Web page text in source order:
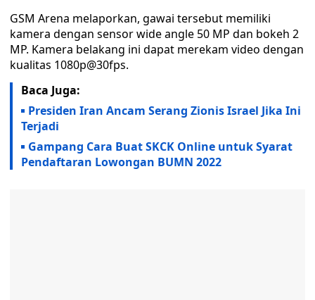
GSM Arena melaporkan, gawai tersebut memiliki
kamera dengan sensor wide angle 50 MP dan bokeh 2
MP. Kamera belakang ini dapat merekam video dengan
kualitas 1080p@30fps.
Baca Juga:
Presiden Iran Ancam Serang Zionis Israel Jika Ini
Terjadi
Gampang Cara Buat SKCK Online untuk Syarat
Pendaftaran Lowongan BUMN 2022